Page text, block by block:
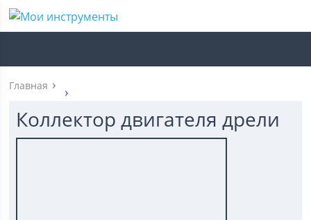
Главная
Коллектор двигателя дрели